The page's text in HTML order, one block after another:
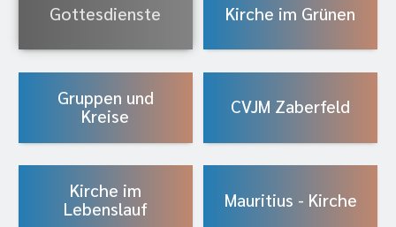
Gottesdienste Kirche im Grünen
Gruppen und
Kreise
CVJM Zaberfeld
Kirche im
Lebenslauf
Mauritius - Kirche